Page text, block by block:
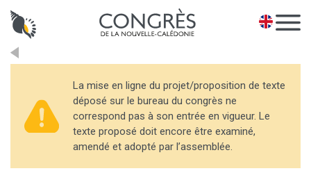
EN
La mise en ligne du projet/proposition de texte
déposé sur le bureau du congrès ne
correspond pas à son entrée en vigueur. Le
texte proposé doit encore être examiné,
amendé et adopté par l’assemblée.
Panneau de gestion des cookies